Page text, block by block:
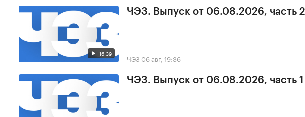
16:39
ЧЭЗ. Выпуск от 06.08.2026, часть 2
ЧЭЗ 06 авг, 19:36
ЧЭЗ. Выпуск от 06.08.2026, часть 1